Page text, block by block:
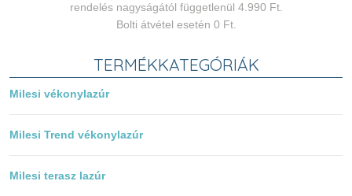
rendelés nagyságától függetlenül 4.990 Ft.
Bolti átvétel esetén 0 Ft.
TERMÉKKATEGÓRIÁK
Milesi vékonylazúr
Milesi Trend vékonylazúr
Milesi terasz lazúr